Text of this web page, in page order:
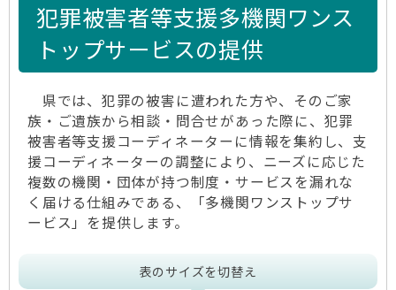
犯罪被害者等支援多機関ワンス
トップサービスの提供
県では、犯罪の被害に遭われた方や、そのご家
族・ご遺族から相談・問合せがあった際に、犯罪
被害者等支援コーディネーターに情報を集約し、支
援コーディネーターの調整により、ニーズに応じた
複数の機関・団体が持つ制度・サービスを漏れな
く届ける仕組みである、「多機関ワンストップサ
ービス」を提供します。
表のサイズを切替え